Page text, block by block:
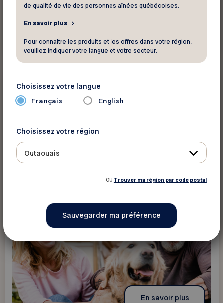
Assurances et finances
Le saviez-vous ?
rabais gouvernementaux à la retraite?
En savoir plus
de qualité de vie des personnes aînées québécoises.
En savoir plus
Pour connaître les produits et les offres dans votre région,
veuillez indiquer votre langue et votre secteur.
Choisissez votre langue
Français English
Choisissez votre région
Outaouais
OU Trouver ma région par code postal